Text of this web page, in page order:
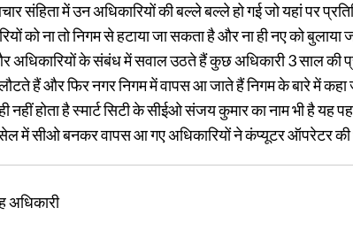
संहिता में उन अधिकारियों की बल्ले बल्ले हो गई जो यहां पर
को ना तो निगम से हटाया जा सकता है और ना ही नए को बुलाया
अधिकारियों के संबंध में सवाल उठते हैं कुछ अधिकारी 3 साल की
हैं और फिर नगर निगम में वापस आ जाते हैं निगम के बारे में कहा
नहीं होता है स्मार्ट सिटी के सीईओ संजय कुमार का नाम भी है
सेल में सीओ बनकर वापस आ गए अधिकारियों ने कंप्यूटर ऑपरेटर की
अधिकारी